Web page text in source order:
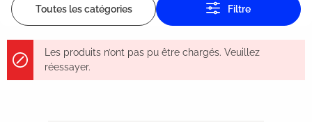
Toutes les catégories Filtre
Les produits n’ont pas pu être chargés. Veuillez
réessayer.